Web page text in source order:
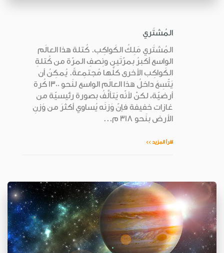
المُشتَري
المُشتَري مَلِكُ الكَواكِب. كُتلة هذا العالَم
الواسع أكبرُ بمرّتَين ونِصفِ المرّة من كُتلةِ
الكَواكِب الأخرى كلِّها مُجتمِعةً. يُمكِنُ أن
يَتّسِعَ داخلُ هذا العالَم الواسع لنَحو 1300 كُرة
أرضيّة، لكنْ لأنّه يَتألَّفُ بصورة رئيسيّة من
غازات خفيفة فإنّ وَزنَه يُساوي أكثرَ من وَزنِ
الأرض بنَحو 318 م...
اقرأ المزيد >>